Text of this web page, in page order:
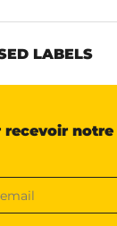
LABELS
recevoir notre